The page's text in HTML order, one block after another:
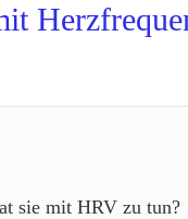
sie mit HRV zu tun?